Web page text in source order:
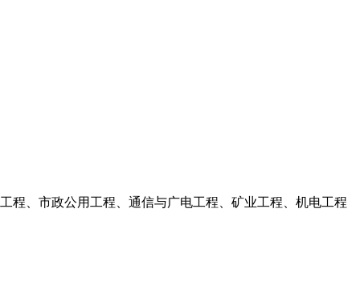
程、市政公用工程、通信与广电工程、矿业工程、机电工程